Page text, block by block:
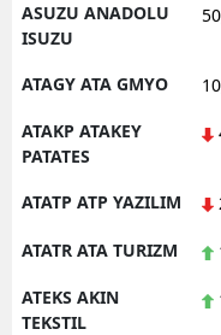
ASUZU ANADOLU
ISUZU
ATAGY ATA GMYO
ATAKP ATAKEY
PATATES
ATATP ATP YAZILIM
ATATR ATA TURIZM
ATEKS AKIN
TEKSTIL